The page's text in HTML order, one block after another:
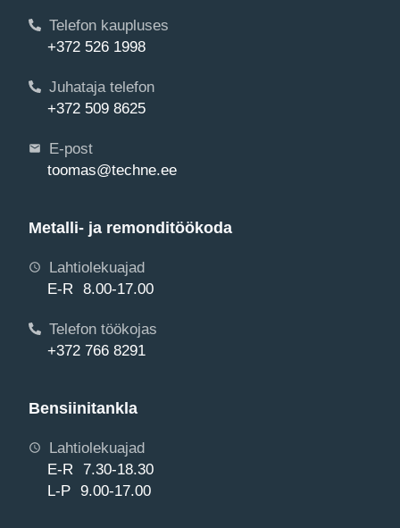
Telefon kaupluses
+372 526 1998
Juhataja telefon
+372 509 8625
E-post
toomas@techne.ee
Metalli- ja remonditöökoda
Lahtiolekuajad
E-R 8.00-17.00
Telefon töökojas
+372 766 8291
Bensiinitankla
Lahtiolekuajad
E-R 7.30-18.30
L-P 9.00-17.00